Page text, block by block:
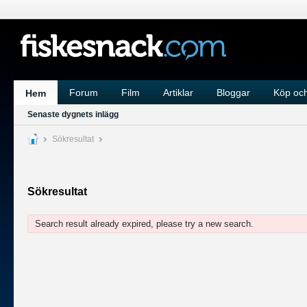
Hem Forum Film Artiklar Bloggar Köp
Senaste dygnets inlägg
Sökresultat
Sökresultat
Search result already expired, please try a new search.